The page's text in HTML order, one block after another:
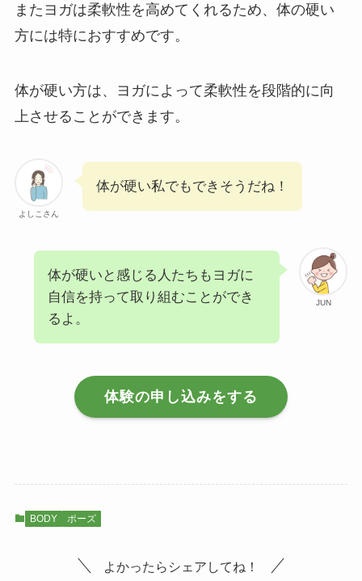
またヨガは柔軟性を高めてくれるため、体の硬い
方には特におすすめです。
体が硬い方は、ヨガによって柔軟性を段階的に向
上させることができます。
よしこさん
体が硬い私でもできそうだね！
JUN
体が硬いと感じる人たちもヨガに
自信を持って取り組むことができ
るよ。
体験の申し込みをする
BODY ポーズ
よかったらシェアしてね！